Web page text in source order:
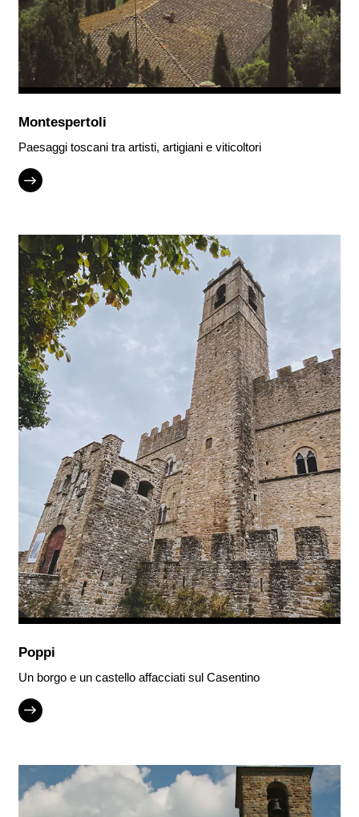
Montespertoli
Paesaggi toscani tra artisti, artigiani e viticoltori
Poppi
Un borgo e un castello affacciati sul Casentino